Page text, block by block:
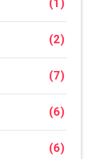
(1)
(2)
(7)
(6)
(6)